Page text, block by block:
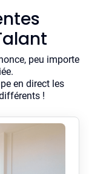
peu importe
en direct les
!